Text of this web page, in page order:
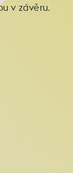
v závěru.